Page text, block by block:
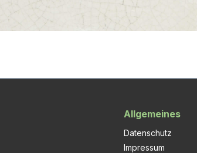
Allgemeines
Datenschutz
Impressum